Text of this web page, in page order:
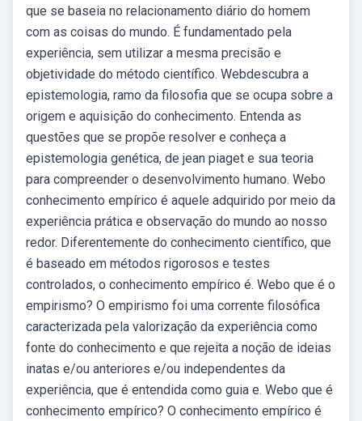
que se baseia no relacionamento diário do homem
com as coisas do mundo. É fundamentado pela
experiência, sem utilizar a mesma precisão e
objetividade do método científico. Webdescubra a
epistemologia, ramo da filosofia que se ocupa sobre a
origem e aquisição do conhecimento. Entenda as
questões que se propõe resolver e conheça a
epistemologia genética, de jean piaget e sua teoria
para compreender o desenvolvimento humano. Webo
conhecimento empírico é aquele adquirido por meio da
experiência prática e observação do mundo ao nosso
redor. Diferentemente do conhecimento científico, que
é baseado em métodos rigorosos e testes
controlados, o conhecimento empírico é. Webo que é o
empirismo? O empirismo foi uma corrente filosófica
caracterizada pela valorização da experiência como
fonte do conhecimento e que rejeita a noção de ideias
inatas e/ou anteriores e/ou independentes da
experiência, que é entendida como guia e. Webo que é
conhecimento empírico? O conhecimento empírico é